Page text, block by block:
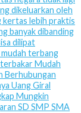
dikeluarkan oleh
kertas lebih praktis
banyak dibanding
dilipat
terbang
Mudah
Berhubungan
Uang Giral
Mungkin
SD SMP SMA